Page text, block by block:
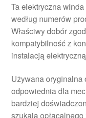
Ta elektryczna
według numerów
Właściwy dobór
kompatybilność z
instalacją
Używana oryginalna
odpowiednia dla
bardziej
szukają